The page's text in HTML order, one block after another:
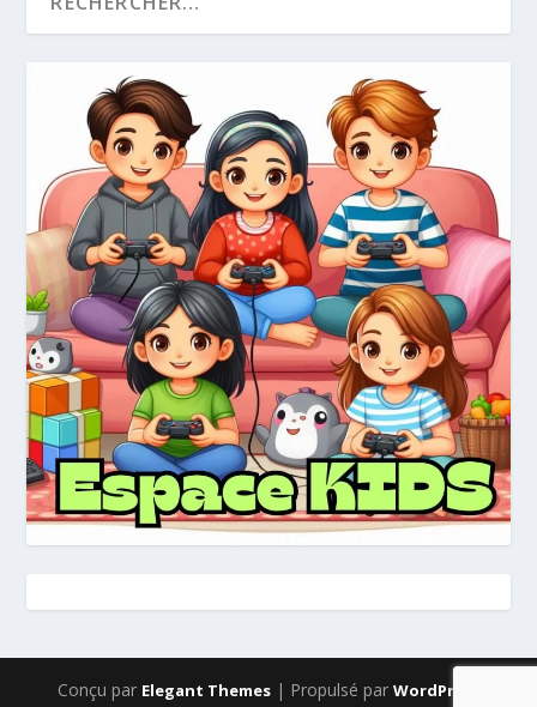
Conçu par Elegant Themes| Propulsé par WordPress